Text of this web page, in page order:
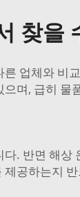
찾을
업체와 비
며, 급히 물
. 반면 해상
공하는지